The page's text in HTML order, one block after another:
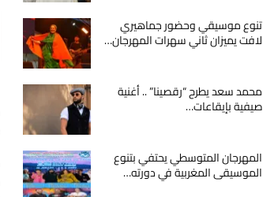
تنوع موسيقي وحضور جماهيري
لافت يميزان ثاني سهرات المهرجان…
محمد سعد يطرح “رقصينا” .. أغنية
صيفية بإيقاعات…
المهرجان المتوسطي يحتفي بتنوع
الموسيقى المغربية في دورته…